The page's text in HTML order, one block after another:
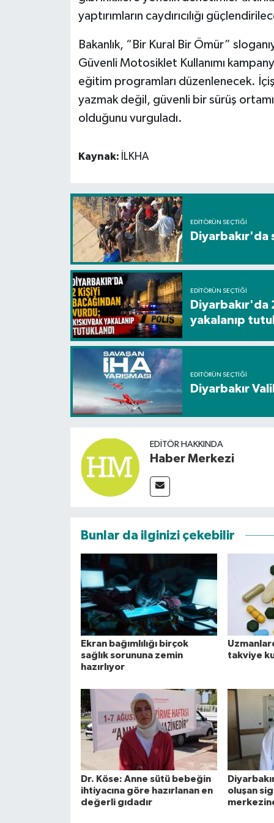
yaptırımların caydırıcılığı
Bakanlık, “Bir Kural Bir Ömür”
Güvenli Motosiklet Kullanımı
eğitim programları düzenlenecek.
yazmak değil, güvenli bir sürüş
olduğunu vurguladı.
Kaynak: İLKHA
EDITÖRÜN SEÇTIĞI
Diyarbakır'da
EDITÖRÜN SEÇTIĞI
Diyarbakır'da
yakalanıp
EDITÖRÜN SEÇTIĞI
Diyarbakır
EDITÖR HAKKINDA
Haber Merkezi
Bunlar da ilginizi çekebilir
Ekran bağımlılığı birçok
sağlık sorununa zemin
hazırlıyor
takviye
Dr. Köse: Anne sütü bebeğin
ihtiyacına göre hazırlanan en
değerli gıdadır
oluşan